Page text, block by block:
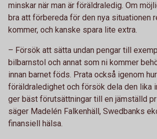
minskar när man är föräldraledig. Om
bra att förbereda för den nya situationen
kommer, och kanske spara lite extra.
– Försök att sätta undan pengar till
bilbarnstol och annat som ni kommer
innan barnet föds. Prata också igenom
föräldraledighet och försök dela den lika
ger bäst förutsättningar till en jämställd
säger Madelén Falkenhäll, Swedbanks
finansiell hälsa.